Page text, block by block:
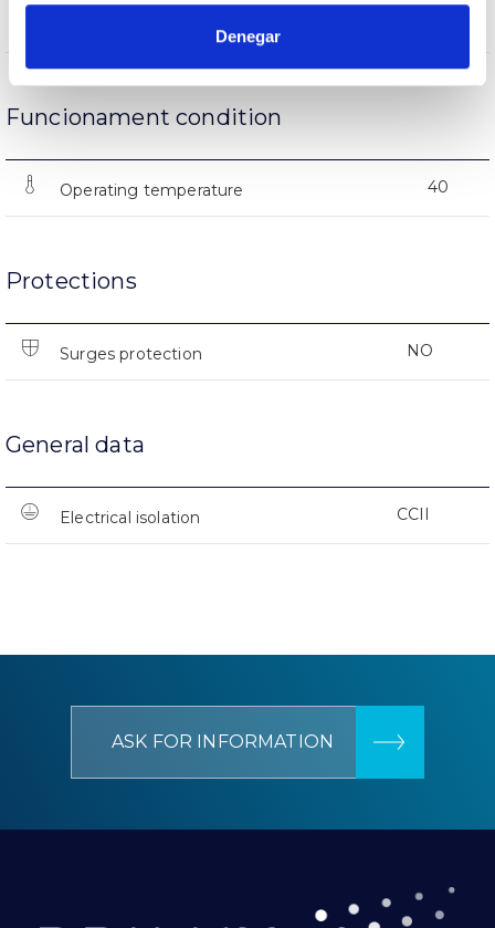
Denegar
Funcionament condition
Operating temperature 40
Protections
Surges protection NO
General data
Electrical isolation CCII
ASK FOR INFORMATION